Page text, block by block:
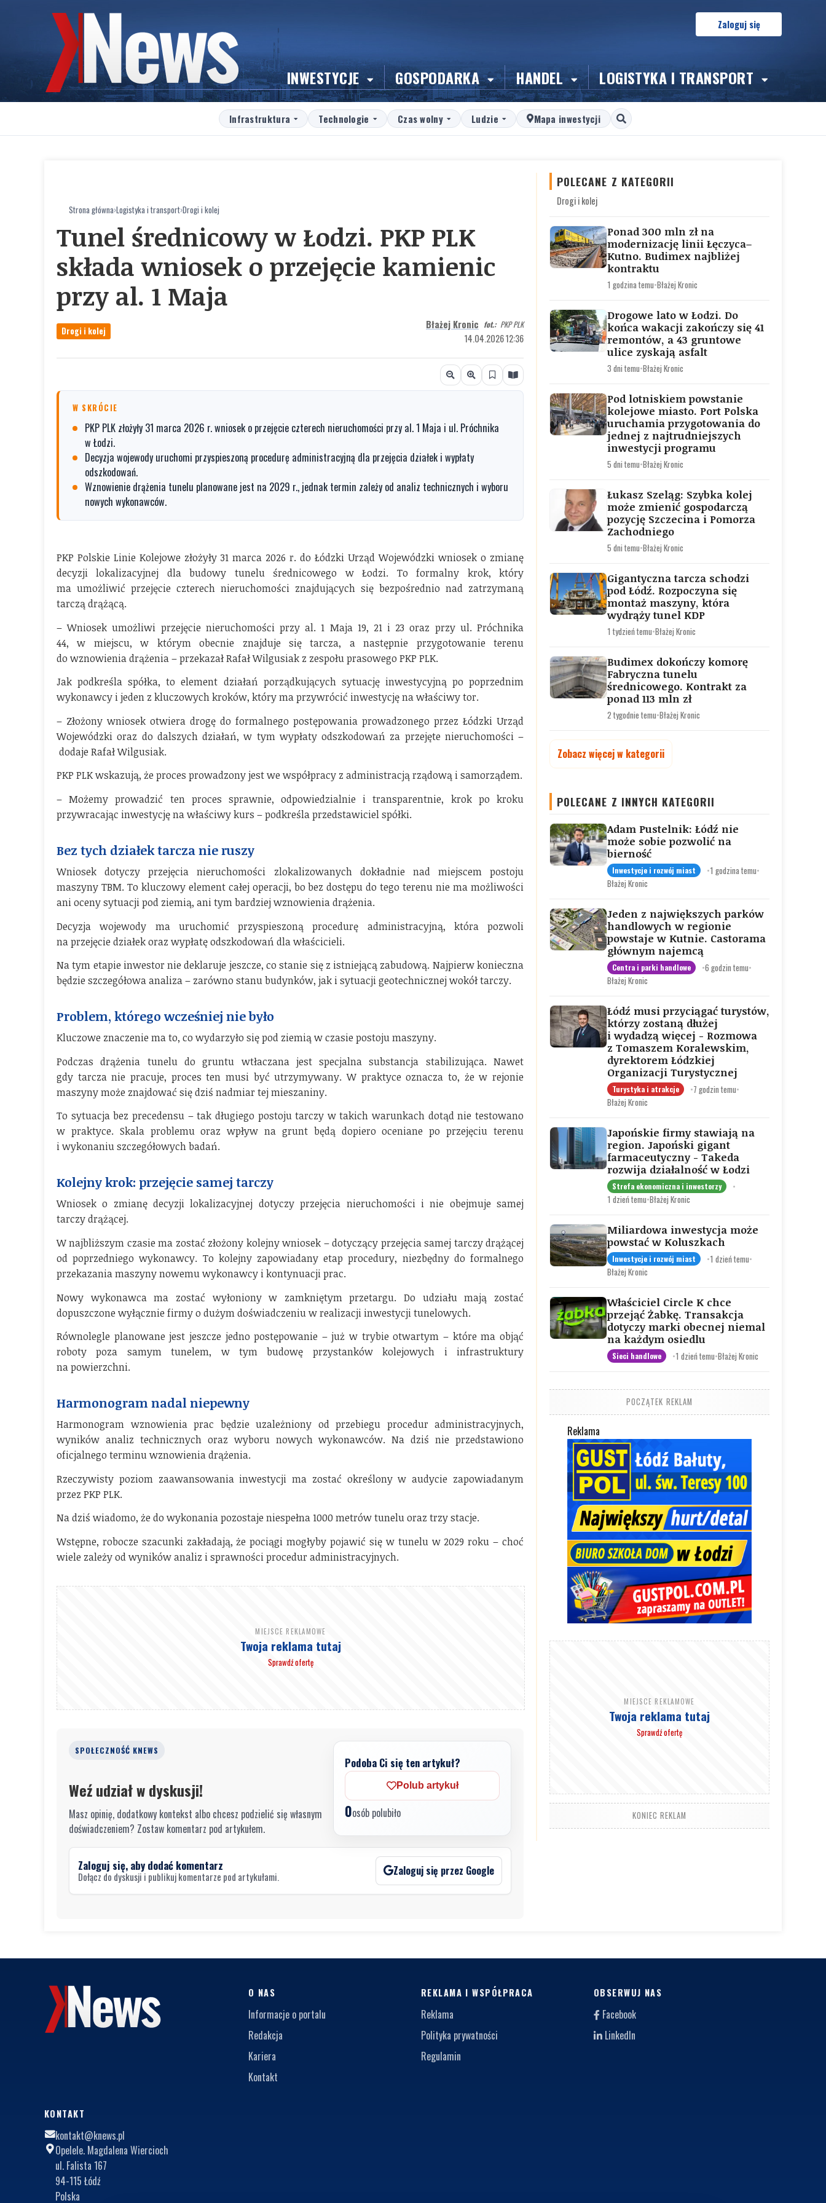
INWESTYCJE GOSPODARKA HANDEL LOGISTYKA I TRANSPORT
Zaloguj się
Infrastruktura Technologie Czas wolny Ludzie Mapa inwestycji
Strona główna›Logistyka i transport›Drogi i kolej
Tunel średnicowy w Łodzi. PKP PLK
składa wniosek o przejęcie kamienic
przy al. 1 Maja
Drogi i kolej
Błażej Kronic fot.: PKP PLK
14.04.2026 12:36
W SKRÓCIE
PKP PLK złożyły 31 marca 2026 r. wniosek o przejęcie czterech nieruchomości przy al. 1 Maja i ul. Próchnika
w Łodzi.
Decyzja wojewody uruchomi przyspieszoną procedurę administracyjną dla przejęcia działek i wypłaty
odszkodowań.
Wznowienie drążenia tunelu planowane jest na 2029 r., jednak termin zależy od analiz technicznych i wyboru
nowych wykonawców.
PKP Polskie Linie Kolejowe złożyły 31 marca 2026 r. do Łódzki Urząd Wojewódzki wniosek o zmianę
decyzji lokalizacyjnej dla budowy tunelu średnicowego w Łodzi. To formalny krok, który
ma umożliwić przejęcie czterech nieruchomości znajdujących się bezpośrednio nad zatrzymaną
tarczą drążącą.
– Wniosek umożliwi przejęcie nieruchomości przy al. 1 Maja 19, 21 i 23 oraz przy ul. Próchnika
44, w miejscu, w którym obecnie znajduje się tarcza, a następnie przygotowanie terenu
do wznowienia drążenia – przekazał Rafał Wilgusiak z zespołu prasowego PKP PLK.
Jak podkreśla spółka, to element działań porządkujących sytuację inwestycyjną po poprzednim
wykonawcy i jeden z kluczowych kroków, który ma przywrócić inwestycję na właściwy tor.
– Złożony wniosek otwiera drogę do formalnego postępowania prowadzonego przez Łódzki Urząd
Wojewódzki oraz do dalszych działań, w tym wypłaty odszkodowań za przejęte nieruchomości –
dodaje Rafał Wilgusiak.
PKP PLK wskazują, że proces prowadzony jest we współpracy z administracją rządową i samorządem.
– Możemy prowadzić ten proces sprawnie, odpowiedzialnie i transparentnie, krok po kroku
przywracając inwestycję na właściwy kurs – podkreśla przedstawiciel spółki.
Bez tych działek tarcza nie ruszy
Wniosek dotyczy przejęcia nieruchomości zlokalizowanych dokładnie nad miejscem postoju
maszyny TBM. To kluczowy element całej operacji, bo bez dostępu do tego terenu nie ma możliwości
ani oceny sytuacji pod ziemią, ani tym bardziej wznowienia drążenia.
Decyzja wojewody ma uruchomić przyspieszoną procedurę administracyjną, która pozwoli
na przejęcie działek oraz wypłatę odszkodowań dla właścicieli.
Na tym etapie inwestor nie deklaruje jeszcze, co stanie się z istniejącą zabudową. Najpierw konieczna
będzie szczegółowa analiza – zarówno stanu budynków, jak i sytuacji geotechnicznej wokół tarczy.
Problem, którego wcześniej nie było
Kluczowe znaczenie ma to, co wydarzyło się pod ziemią w czasie postoju maszyny.
Podczas drążenia tunelu do gruntu wtłaczana jest specjalna substancja stabilizująca. Nawet
gdy tarcza nie pracuje, proces ten musi być utrzymywany. W praktyce oznacza to, że w rejonie
maszyny może znajdować się dziś nadmiar tej mieszaniny.
To sytuacja bez precedensu – tak długiego postoju tarczy w takich warunkach dotąd nie testowano
w praktyce. Skala problemu oraz wpływ na grunt będą dopiero oceniane po przejęciu terenu
i wykonaniu szczegółowych badań.
Kolejny krok: przejęcie samej tarczy
Wniosek o zmianę decyzji lokalizacyjnej dotyczy przejęcia nieruchomości i nie obejmuje samej
tarczy drążącej.
W najbliższym czasie ma zostać złożony kolejny wniosek – dotyczący przejęcia samej tarczy drążącej
od poprzedniego wykonawcy. To kolejny zapowiadany etap procedury, niezbędny do formalnego
przekazania maszyny nowemu wykonawcy i kontynuacji prac.
Nowy wykonawca ma zostać wyłoniony w zamkniętym przetargu. Do udziału mają zostać
dopuszczone wyłącznie firmy o dużym doświadczeniu w realizacji inwestycji tunelowych.
Równolegle planowane jest jeszcze jedno postępowanie – już w trybie otwartym – które ma objąć
roboty poza samym tunelem, w tym budowę przystanków kolejowych i infrastruktury
na powierzchni.
Harmonogram nadal niepewny
Harmonogram wznowienia prac będzie uzależniony od przebiegu procedur administracyjnych,
wyników analiz technicznych oraz wyboru nowych wykonawców. Na dziś nie przedstawiono
oficjalnego terminu wznowienia drążenia.
Rzeczywisty poziom zaawansowania inwestycji ma zostać określony w audycie zapowiadanym
przez PKP PLK.
Na dziś wiadomo, że do wykonania pozostaje niespełna 1000 metrów tunelu oraz trzy stacje.
Wstępne, robocze szacunki zakładają, że pociągi mogłyby pojawić się w tunelu w 2029 roku – choć
wiele zależy od wyników analiz i sprawności procedur administracyjnych.
MIEJSCE REKLAMOWE
Twoja reklama tutaj
Sprawdź ofertę
SPOŁECZNOŚĆ KNEWS
Weź udział w dyskusji!
Masz opinię, dodatkowy kontekst albo chcesz podzielić się własnym
doświadczeniem? Zostaw komentarz pod artykułem.
Podoba Ci się ten artykuł?
Polub artykuł
0osób polubiło
Zaloguj się, aby dodać komentarz
Dołącz do dyskusji i publikuj komentarze pod artykułami. Zaloguj się przez Google
POLECANE Z KATEGORII
Drogi i kolej
Ponad 300 mln zł na
modernizację linii Łęczyca–
Kutno. Budimex najbliżej
kontraktu
1 godzina temu•Błażej Kronic
Drogowe lato w Łodzi. Do
końca wakacji zakończy się 41
remontów, a 43 gruntowe
ulice zyskają asfalt
3 dni temu•Błażej Kronic
Pod lotniskiem powstanie
kolejowe miasto. Port Polska
uruchamia przygotowania do
jednej z najtrudniejszych
inwestycji programu
5 dni temu•Błażej Kronic
Łukasz Szeląg: Szybka kolej
może zmienić gospodarczą
pozycję Szczecina i Pomorza
Zachodniego
5 dni temu•Błażej Kronic
Gigantyczna tarcza schodzi
pod Łódź. Rozpoczyna się
montaż maszyny, która
wydrąży tunel KDP
1 tydzień temu•Błażej Kronic
Budimex dokończy komorę
Fabryczna tunelu
średnicowego. Kontrakt za
ponad 113 mln zł
2 tygodnie temu•Błażej Kronic
Zobacz więcej w kategorii
POLECANE Z INNYCH KATEGORII
Adam Pustelnik: Łódź nie
może sobie pozwolić na
bierność
Inwestycje i rozwój miast •1 godzina temu•
Błażej Kronic
Jeden z największych parków
handlowych w regionie
powstaje w Kutnie. Castorama
głównym najemcą
Centra i parki handlowe •6 godzin temu•
Błażej Kronic
Łódź musi przyciągać turystów,
którzy zostaną dłużej
i wydadzą więcej - Rozmowa
z Tomaszem Koralewskim,
dyrektorem Łódzkiej
Organizacji Turystycznej
Turystyka i atrakcje •7 godzin temu•
Błażej Kronic
Japońskie firmy stawiają na
region. Japoński gigant
farmaceutyczny - Takeda
rozwija działalność w Łodzi
Strefa ekonomiczna i inwestorzy
•
1 dzień temu•Błażej Kronic
Miliardowa inwestycja może
powstać w Koluszkach
Inwestycje i rozwój miast •1 dzień temu•
Błażej Kronic
Właściciel Circle K chce
przejąć Żabkę. Transakcja
dotyczy marki obecnej niemal
na każdym osiedlu
Sieci handlowe •1 dzień temu•Błażej Kronic
POCZĄTEK REKLAM
Reklama
MIEJSCE REKLAMOWE
Twoja reklama tutaj
Sprawdź ofertę
KONIEC REKLAM
O NAS
Informacje o portalu
Redakcja
Kariera
Kontakt
REKLAMA I WSPÓŁPRACA
Reklama
Polityka prywatności
Regulamin
OBSERWUJ NAS
Facebook
LinkedIn
KONTAKT
kontakt@knews.pl
Opelele. Magdalena Wiercioch
ul. Falista 167
94-115 Łódź
Polska